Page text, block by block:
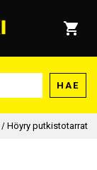
HAE
/ Höyry putkistotarrat